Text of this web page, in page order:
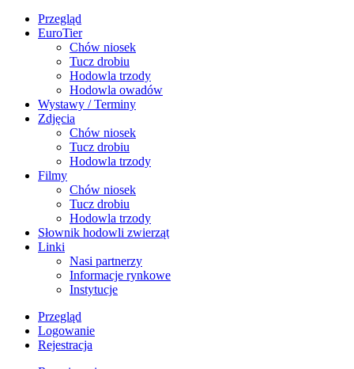
Przegląd
EuroTier
Chów niosek
Tucz drobiu
Hodowla trzody
Hodowla owadów
Wystawy / Terminy
Zdjęcia
Chów niosek
Tucz drobiu
Hodowla trzody
Filmy
Chów niosek
Tucz drobiu
Hodowla trzody
Słownik hodowli zwierząt
Linki
Nasi partnerzy
Informacje rynkowe
Instytucje
Przegląd
Logowanie
Rejestracja